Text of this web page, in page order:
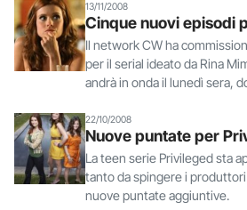
13/11/2008
Cinque nuovi episodi
Il network CW ha
per il serial ideato da Rina
andrà in onda il lunedì sera,
22/10/2008
Nuove puntate per
La teen serie Privileged sta
tanto da spingere i
nuove puntate aggiuntive.